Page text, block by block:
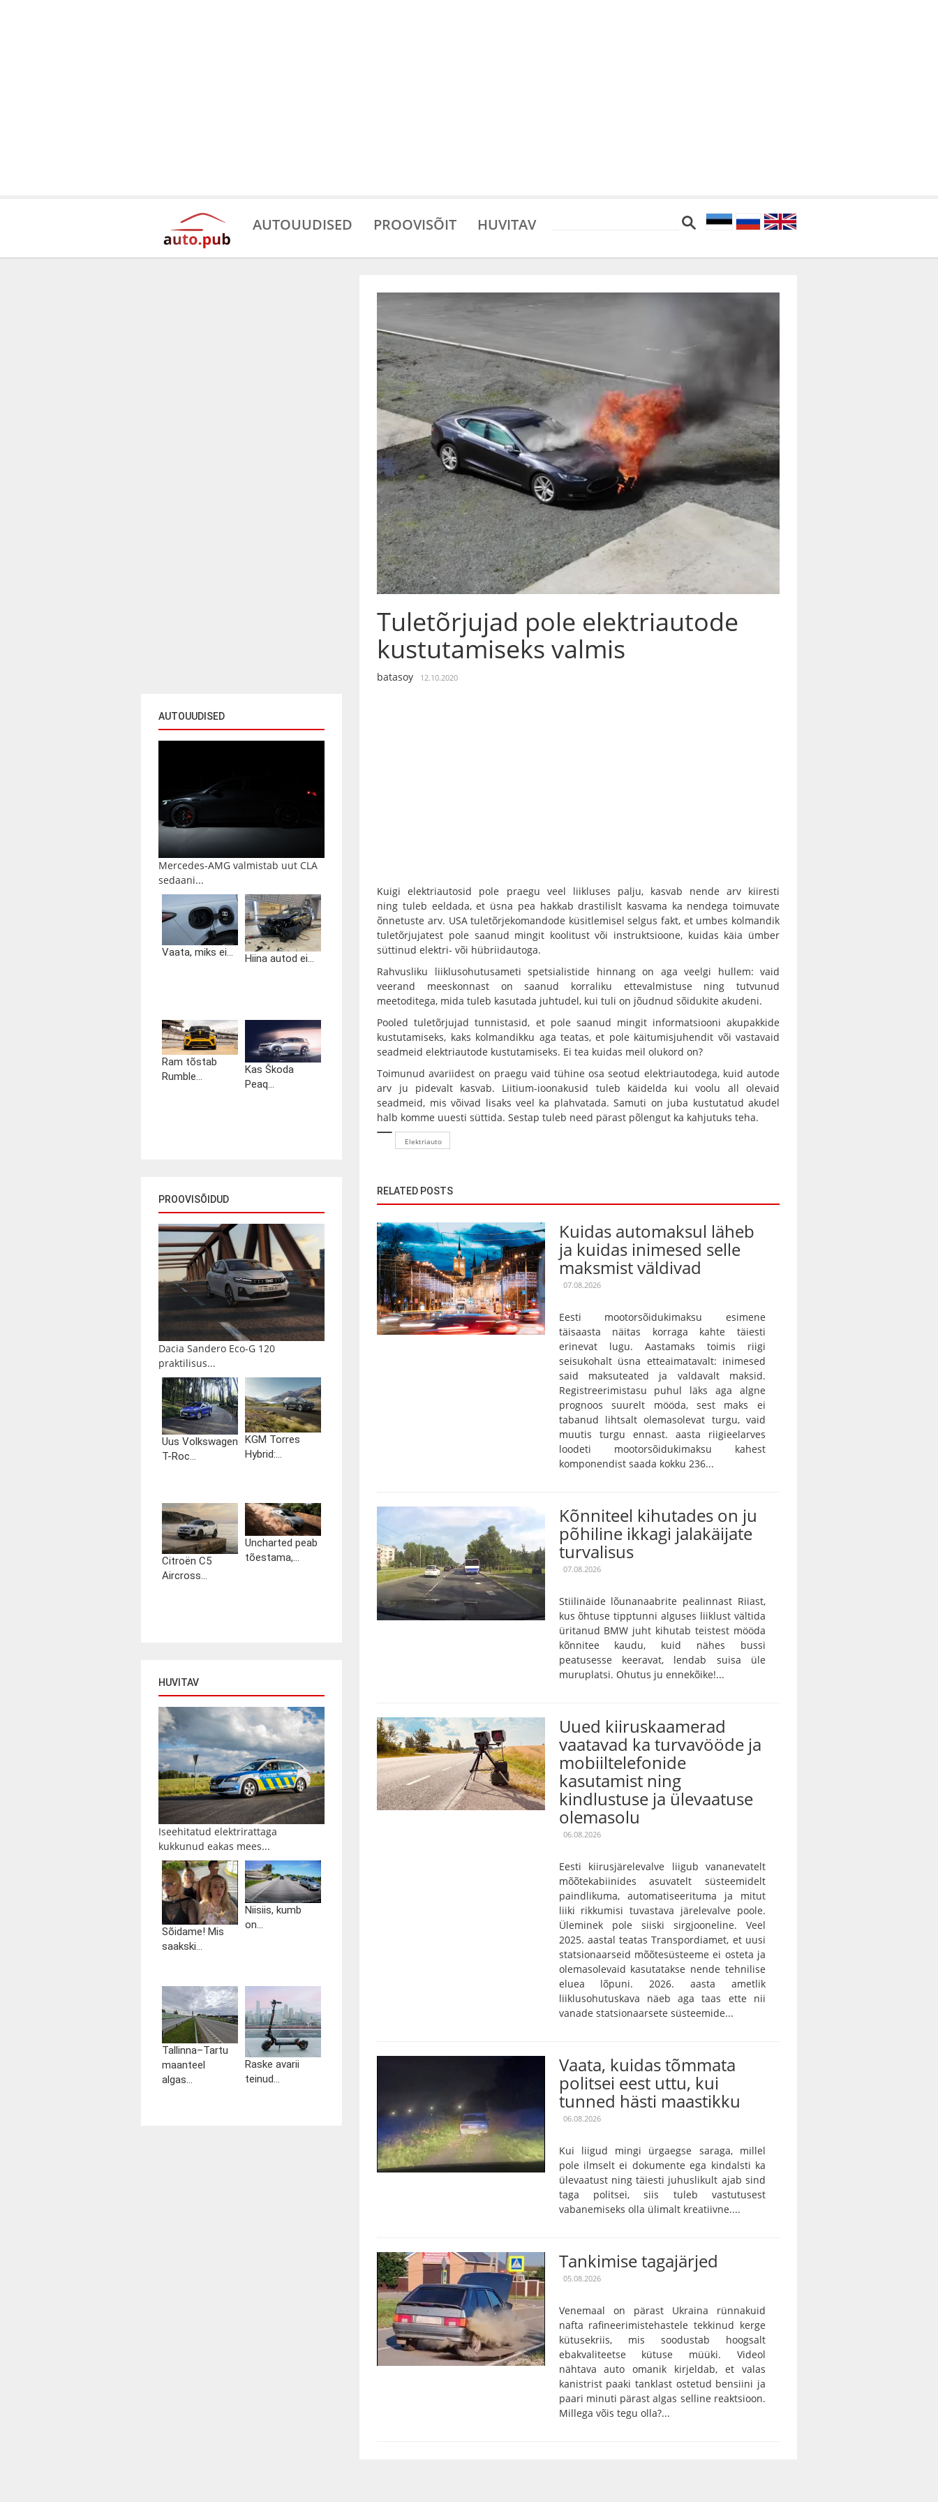
AUTOUUDISED PROOVISÕIT HUVITAV
AUTOUUDISED
Mercedes-AMG valmistab uut CLA
sedaani...
Vaata, miks ei...
Hiina autod ei...
Ram tõstab
Rumble...
Kas Škoda
Peaq...
PROOVISÕIDUD
Dacia Sandero Eco-G 120
praktilisus...
Uus Volkswagen
T-Roc...
KGM Torres
Hybrid:...
Citroën C5
Aircross...
Uncharted peab
tõestama,...
HUVITAV
Iseehitatud elektrirattaga
kukkunud eakas mees...
Sõidame! Mis
saakski...
Niisiis, kumb
on...
Tallinna–Tartu
maanteel
algas...
Raske avarii
teinud...
Tuletõrjujad pole elektriautode
kustutamiseks valmis
batasoy 12.10.2020
Kuigi elektriautosid pole praegu veel liikluses palju, kasvab nende arv kiiresti
ning tuleb eeldada, et üsna pea hakkab drastilislt kasvama ka nendega toimuvate
õnnetuste arv. USA tuletõrjekomandode küsitlemisel selgus fakt, et umbes kolmandik
tuletõrjujatest pole saanud mingit koolitust või instruktsioone, kuidas käia ümber
süttinud elektri- või hübriidautoga.
Rahvusliku liiklusohutusameti spetsialistide hinnang on aga veelgi hullem: vaid
veerand meeskonnast on saanud korraliku ettevalmistuse ning tutvunud
meetoditega, mida tuleb kasutada juhtudel, kui tuli on jõudnud sõidukite akudeni.
Pooled tuletõrjujad tunnistasid, et pole saanud mingit informatsiooni akupakkide
kustutamiseks, kaks kolmandikku aga teatas, et pole käitumisjuhendit või vastavaid
seadmeid elektriautode kustutamiseks. Ei tea kuidas meil olukord on?
Toimunud avariidest on praegu vaid tühine osa seotud elektriautodega, kuid autode
arv ju pidevalt kasvab. Liitium-ioonakusid tuleb käidelda kui voolu all olevaid
seadmeid, mis võivad lisaks veel ka plahvatada. Samuti on juba kustutatud akudel
halb komme uuesti süttida. Sestap tuleb need pärast põlengut ka kahjutuks teha.
Elektriauto
RELATED POSTS
Kuidas automaksul läheb
ja kuidas inimesed selle
maksmist väldivad
07.08.2026
Eesti mootorsõidukimaksu esimene
täisaasta näitas korraga kahte täiesti
erinevat lugu. Aastamaks toimis riigi
seisukohalt üsna etteaimatavalt: inimesed
said maksuteated ja valdavalt maksid.
Registreerimistasu puhul läks aga algne
prognoos suurelt mööda, sest maks ei
tabanud lihtsalt olemasolevat turgu, vaid
muutis turgu ennast. aasta riigieelarves
loodeti mootorsõidukimaksu kahest
komponendist saada kokku 236...
Kõnniteel kihutades on ju
põhiline ikkagi jalakäijate
turvalisus
07.08.2026
Stiilinäide lõunanaabrite pealinnast Riiast,
kus õhtuse tipptunni alguses liiklust vältida
üritanud BMW juht kihutab teistest mööda
kõnnitee kaudu, kuid nähes bussi
peatusesse keeravat, lendab suisa üle
muruplatsi. Ohutus ju ennekõike!...
Uued kiiruskaamerad
vaatavad ka turvavööde ja
mobiiltelefonide
kasutamist ning
kindlustuse ja ülevaatuse
olemasolu
06.08.2026
Eesti kiirusjärelevalve liigub vananevatelt
mõõtekabiinides asuvatelt süsteemidelt
paindlikuma, automatiseerituma ja mitut
liiki rikkumisi tuvastava järelevalve poole.
Üleminek pole siiski sirgjooneline. Veel
2025. aastal teatas Transpordiamet, et uusi
statsionaarseid mõõtesüsteeme ei osteta ja
olemasolevaid kasutatakse nende tehnilise
eluea lõpuni. 2026. aasta ametlik
liiklusohutuskava näeb aga taas ette nii
vanade statsionaarsete süsteemide...
Vaata, kuidas tõmmata
politsei eest uttu, kui
tunned hästi maastikku
06.08.2026
Kui liigud mingi ürgaegse saraga, millel
pole ilmselt ei dokumente ega kindalsti ka
ülevaatust ning täiesti juhuslikult ajab sind
taga politsei, siis tuleb vastutusest
vabanemiseks olla ülimalt kreatiivne....
Tankimise tagajärjed
05.08.2026
Venemaal on pärast Ukraina rünnakuid
nafta rafineerimistehastele tekkinud kerge
kütusekriis, mis soodustab hoogsalt
ebakvaliteetse kütuse müüki. Videol
nähtava auto omanik kirjeldab, et valas
kanistrist paaki tanklast ostetud bensiini ja
paari minuti pärast algas selline reaktsioon.
Millega võis tegu olla?...